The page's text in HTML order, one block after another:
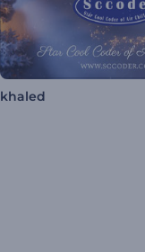
khaled